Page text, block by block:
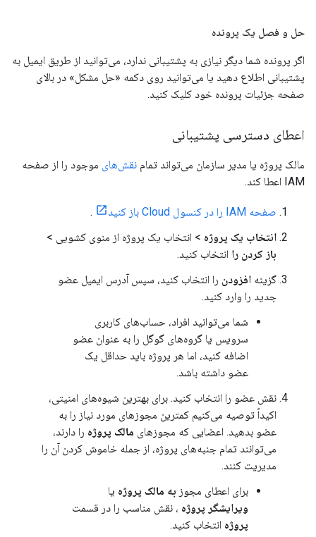
حل و فصل یک پرونده
اگر پرونده شما دیگر نیازی به پشتیبانی ندارد، می‌توانید از طریق ایمیل به
پشتیبانی اطلاع دهید یا می‌توانید روی دکمه «حل مشکل» در بالای
صفحه جزئیات پرونده خود کلیک کنید.
اعطای دسترسی پشتیبانی
مالک پروژه یا مدیر سازمان می‌تواند تمام نقش‌های موجود را از صفحه
IAM اعطا کند.
صفحه IAM را در کنسول Cloud باز کنید
.
انتخاب یک پروژه > انتخاب یک پروژه از منوی کشویی >
باز کردن را انتخاب کنید.
گزینه افزودن را انتخاب کنید، سپس آدرس ایمیل عضو
جدید را وارد کنید.
شما می‌توانید افراد، حساب‌های کاربری
سرویس یا گروه‌های گوگل را به عنوان عضو
اضافه کنید، اما هر پروژه باید حداقل یک
عضو داشته باشد.
نقش عضو را انتخاب کنید. برای بهترین شیوه‌های امنیتی،
اکیداً توصیه می‌کنیم کمترین مجوزهای مورد نیاز را به
عضو بدهید. اعضایی که مجوزهای مالک پروژه را دارند،
می‌توانند تمام جنبه‌های پروژه، از جمله خاموش کردن آن را
مدیریت کنند.
برای اعطای مجوز به مالک پروژه یا
ویرایشگر پروژه ، نقش مناسب را در قسمت
پروژه انتخاب کنید.